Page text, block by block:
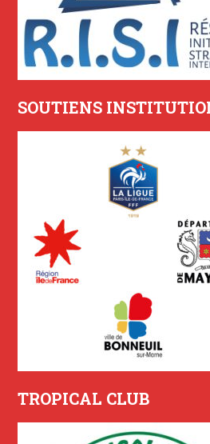
SOUTIENS
TROPICAL CLUB